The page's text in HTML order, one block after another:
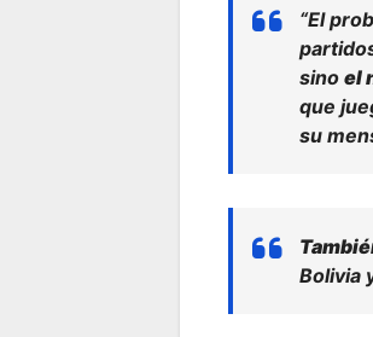
“El
sinoel
que
su
Bolivia